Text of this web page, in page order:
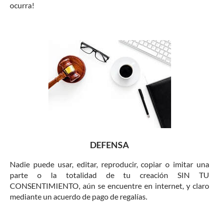
ocurra!
DEFENSA
Nadie puede usar, editar, reproducir, copiar o imitar una
parte o la totalidad de tu creación SIN TU
CONSENTIMIENTO, aún se encuentre en internet, y claro
mediante un acuerdo de pago de regalías.